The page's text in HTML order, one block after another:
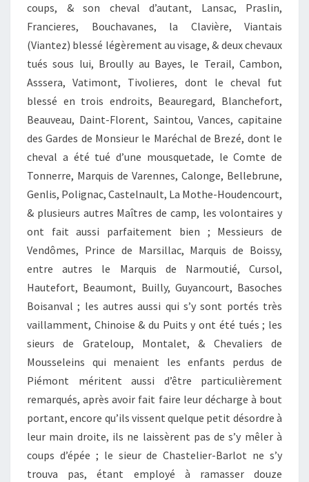
coups, & son cheval d’autant, Lansac, Praslin,
Francieres, Bouchavanes, la Clavière, Viantais
(Viantez) blessé légèrement au visage, & deux chevaux
tués sous lui, Broully au Bayes, le Terail, Cambon,
Asssera, Vatimont, Tivolieres, dont le cheval fut
blessé en trois endroits, Beauregard, Blanchefort,
Beauveau, Daint-Florent, Saintou, Vances, capitaine
des Gardes de Monsieur le Maréchal de Brezé, dont le
cheval a été tué d’une mousquetade, le Comte de
Tonnerre, Marquis de Varennes, Calonge, Bellebrune,
Genlis, Polignac, Castelnault, La Mothe-Houdencourt,
& plusieurs autres Maîtres de camp, les volontaires y
ont fait aussi parfaitement bien ; Messieurs de
Vendômes, Prince de Marsillac, Marquis de Boissy,
entre autres le Marquis de Narmoutié, Cursol,
Hautefort, Beaumont, Builly, Guyancourt, Basoches
Boisanval ; les autres aussi qui s’y sont portés très
vaillamment, Chinoise & du Puits y ont été tués ; les
sieurs de Grateloup, Montalet, & Chevaliers de
Mousseleins qui menaient les enfants perdus de
Piémont méritent aussi d’être particulièrement
remarqués, après avoir fait faire leur décharge à bout
portant, encore qu’ils vissent quelque petit désordre à
leur main droite, ils ne laissèrent pas de s’y mêler à
coups d’épée ; le sieur de Chastelier-Barlot ne s’y
trouva pas, étant employé à ramasser douze